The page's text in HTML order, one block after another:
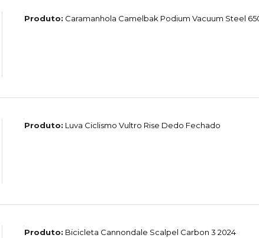
Produto: Caramanhola Camelbak Podium Vacuum Steel
Produto: Luva Ciclismo Vultro Rise Dedo Fechado
Produto: Bicicleta Cannondale Scalpel Carbon 3 2024